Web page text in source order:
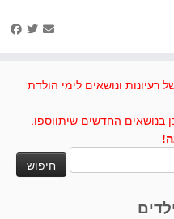
רעיונות ונושאים לימי הולדת
החדשים שיתווספו.